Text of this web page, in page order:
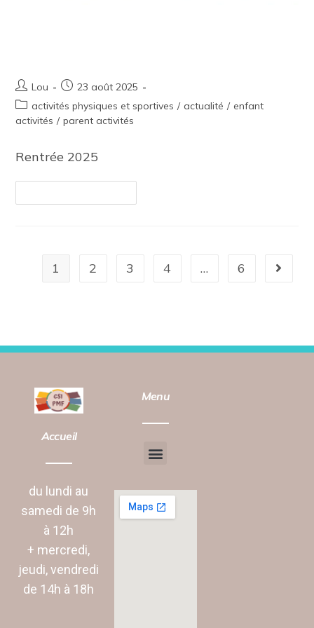
Lou
23 août 2025
activités physiques et sportives / actualité / enfant
activités / parent activités
Rentrée 2025
1 2 3 4 … 6
Accueil
du lundi au
samedi de 9h
à 12h
+ mercredi,
jeudi, vendredi
de 14h à 18h
Menu